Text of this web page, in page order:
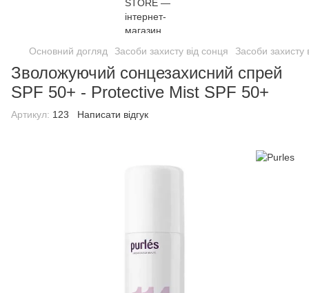
Основний догляд Засоби захисту від сонця Засоби захисту
Зволожуючий сонцезахисний спрей
SPF 50+ - Protective Mist SPF 50+
Артикул: 123 Написати відгук